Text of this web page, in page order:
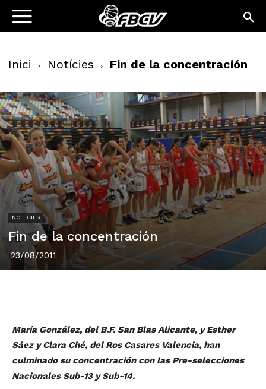
Inici Notícies Fin de la concentración
NOTÍCIES
Fin de la concentración
23/08/2011
María González, del B.F. San Blas Alicante, y Esther
Sáez y Clara Ché, del Ros Casares Valencia, han
culminado su concentración con las Pre-selecciones
Nacionales Sub-13 y Sub-14.